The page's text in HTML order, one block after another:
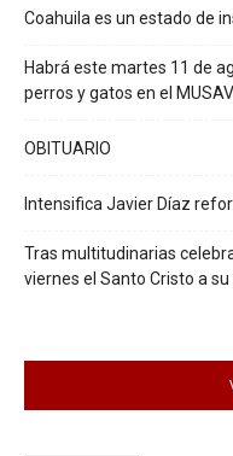
Coahuila es un estado de
Habrá este martes 11 de
perros y gatos en el
OBITUARIO
Intensifica Javier Díaz
Tras multitudinarias
viernes el Santo Cristo a su